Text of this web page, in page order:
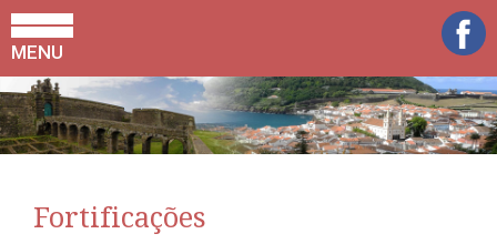
MENU
Fortificações